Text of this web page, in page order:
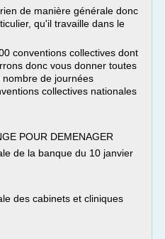
de manière générale donc
qu'il travaille dans le
conventions collectives dont
donc vous donner toutes
de journées
collectives nationales
POUR DEMENAGER
de la banque du 10 janvier
des cabinets et cliniques